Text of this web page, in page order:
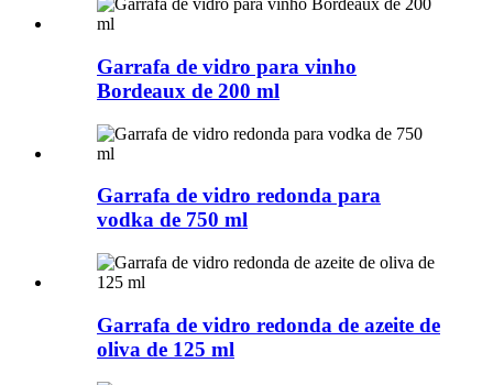
Garrafa de vidro para vinho
Bordeaux de 200 ml
Garrafa de vidro redonda para
vodka de 750 ml
Garrafa de vidro redonda de azeite de
oliva de 125 ml